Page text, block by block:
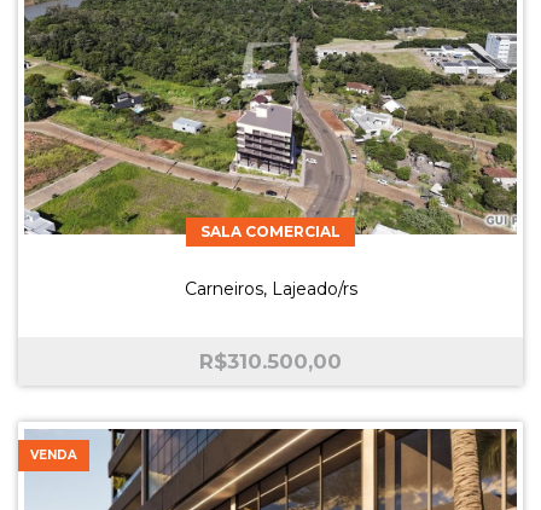
SALA COMERCIAL
Carneiros, Lajeado/rs
R$310.500,00
VENDA